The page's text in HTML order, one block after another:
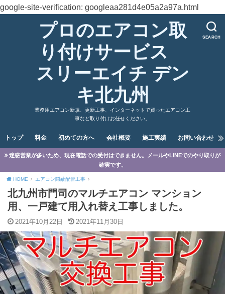
google-site-verification: googleaa281d4e05a2a97a.html
SEARCH
プロのエアコン取
り付けサービス
スリーエイチ デン
キ北九州
業務用エアコン新規、更新工事、インターネットで買ったエアコン工
事など取り付けお任せください。
トップ 料金 初めての方へ 会社概要 施工実績 お問い合わせ
迷惑営業が多いため、現在電話での受付はできません。メールやLINEでのやり取りが
確実です。
HOME エアコン隠蔽配管工事
北九州市門司のマルチエアコン マンション
用、一戸建て用入れ替え工事しました。
2021年10月22日 2021年11月30日